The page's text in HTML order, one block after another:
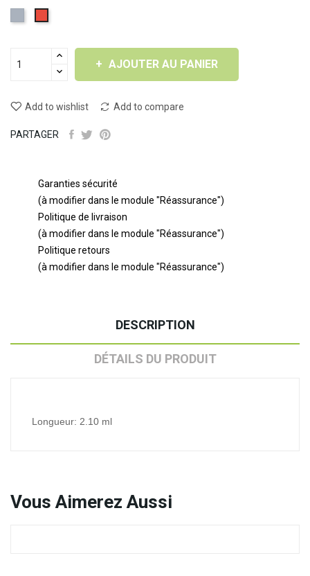
AJOUTER AU PANIER
Add to wishlist Add to compare
PARTAGER
Garanties sécurité
(à modifier dans le module "Réassurance")
Politique de livraison
(à modifier dans le module "Réassurance")
Politique retours
(à modifier dans le module "Réassurance")
DESCRIPTION
DÉTAILS DU PRODUIT
Longueur: 2.10 ml
Vous Aimerez Aussi